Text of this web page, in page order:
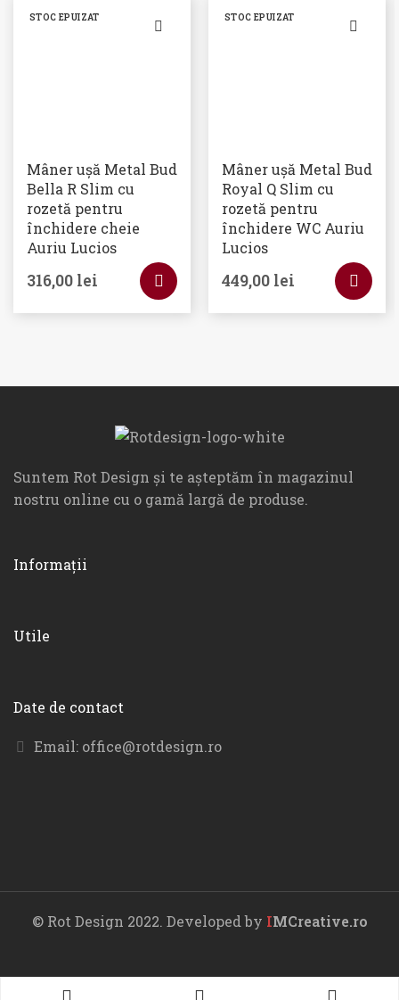
STOC EPUIZAT
Mâner ușă Metal Bud
Bella R Slim cu
rozetă pentru
închidere cheie
Auriu Lucios
316,00 lei
STOC EPUIZAT
Mâner ușă Metal Bud
Royal Q Slim cu
rozetă pentru
închidere WC Auriu
Lucios
449,00 lei
Suntem Rot Design și te așteptăm în magazinul
nostru online cu o gamă largă de produse.
Informații
Utile
Date de contact
Email: office@rotdesign.ro
© Rot Design 2022. Developed by IMCreative.ro